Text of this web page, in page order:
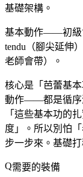
基礎架構。
基本動作——初級
tendu（腳尖延伸
老師會帶）。
核心是「芭蕾基
動作——都是循序
「這些基本功的
度」。所以別怕
步一步來。基礎
需要的裝備